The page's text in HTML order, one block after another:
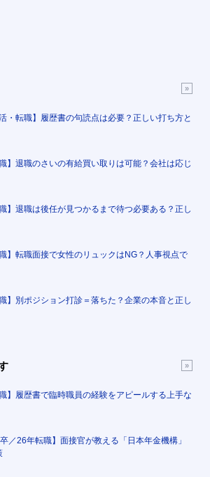
・転職】履歴書の句読点は必要？正しい打ち方と
】退職のさいの有給買い取りは可能？会社は応じ
】退職は後任が見つかるまで待つ必要ある？正し
】転職面接で女性のリュックはNG？人事視点で
】別ポジション打診＝落ちた？企業の本音と正し
】履歴書で臨時職員の経験をアピールする上手な
／26年転職】面接官が教える「日本年金機構」